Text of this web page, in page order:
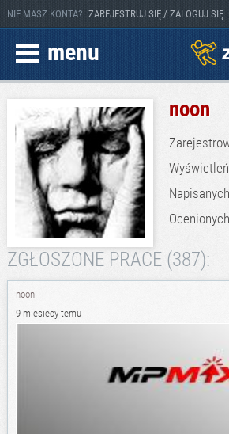
NIE MASZ KONTA? ZAREJESTRUJ SIĘ / ZALOGUJ SIĘ
menu
noon
ZGŁOSZONE PRACE (387):
noon
9 miesiecy temu